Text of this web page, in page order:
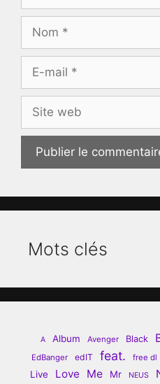
mail
web
Mots clés
A Album Avenger Black
EdBanger
edIT feat. free dl
Live Love Me Mr NEUS